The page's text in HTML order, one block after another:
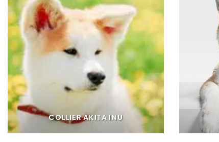
COLLIER AKITA INU